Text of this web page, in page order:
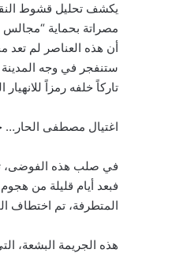
يكشف تحليل قشوط
مصراتة بحماية “مجالس
أن هذه العناصر لم تعد
ستنفجر في وجه
تاركاً خلفه رمزاً للانهيار
اغتيال مصطفى الحار…
في صلب هذه الفوضى،
فبعد أيام قليلة من
المتطرفة، تم اختطاف
هذه الجريمة البشعة،